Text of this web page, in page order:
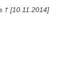
† [10.11.2014]